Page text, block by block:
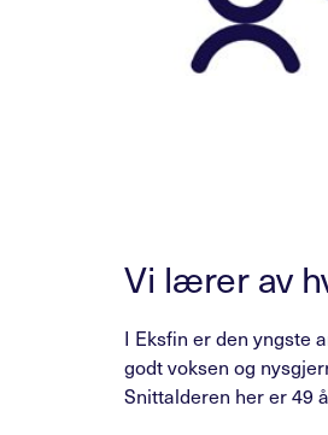
Vi lærer av
I Eksfin er den yngste
godt voksen og
Snittalderen her er 49